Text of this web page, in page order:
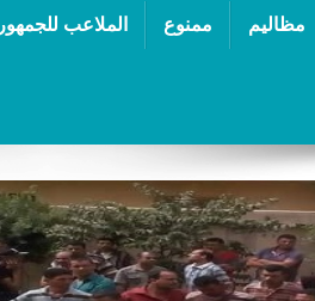
مظاليم ممنوع الملاعب للجمهور